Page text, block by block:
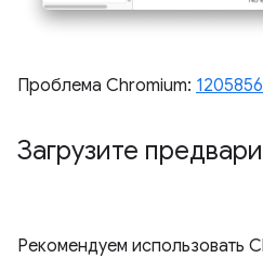
Проблема Chromium: 1205856
Загрузите
Рекомендуем использовать